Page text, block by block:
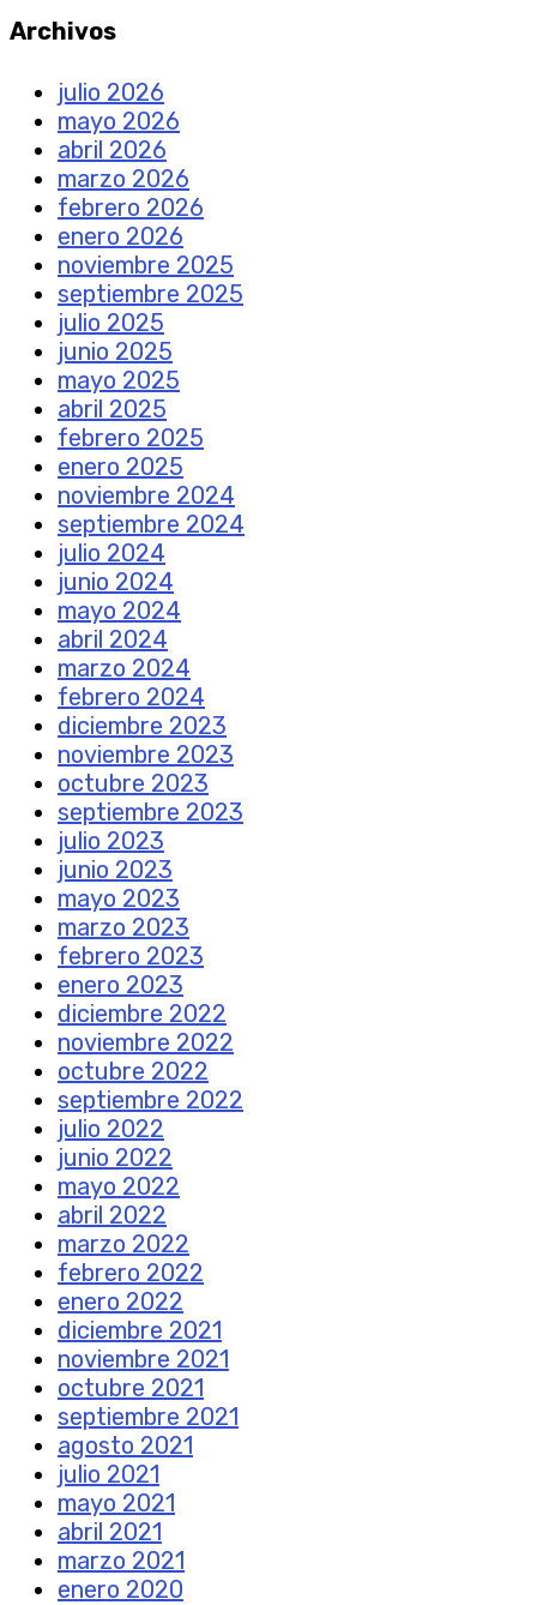
Archivos
julio 2026
mayo 2026
abril 2026
marzo 2026
febrero 2026
enero 2026
noviembre 2025
septiembre 2025
julio 2025
junio 2025
mayo 2025
abril 2025
febrero 2025
enero 2025
noviembre 2024
septiembre 2024
julio 2024
junio 2024
mayo 2024
abril 2024
marzo 2024
febrero 2024
diciembre 2023
noviembre 2023
octubre 2023
septiembre 2023
julio 2023
junio 2023
mayo 2023
marzo 2023
febrero 2023
enero 2023
diciembre 2022
noviembre 2022
octubre 2022
septiembre 2022
julio 2022
junio 2022
mayo 2022
abril 2022
marzo 2022
febrero 2022
enero 2022
diciembre 2021
noviembre 2021
octubre 2021
septiembre 2021
agosto 2021
julio 2021
mayo 2021
abril 2021
marzo 2021
enero 2020